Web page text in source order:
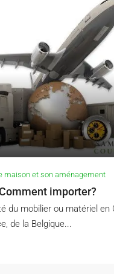
maison et son aménagement
importer?
du mobilier ou matériel en
de la Belgique...